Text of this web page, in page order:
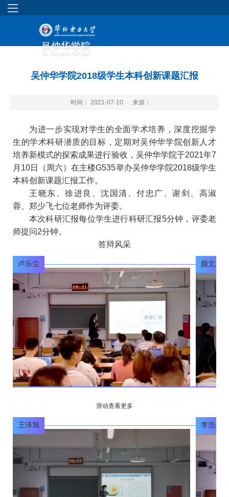
吴仲华学院2018级学生本科创新课题汇报
时间： 2021-07-10 来源：
为进一步实现对学生的全面学术培养，深度挖掘学
生的学术科研潜质的目标，定期对吴仲华学院创新人才
培养新模式的探索成果进行验收，吴仲华学院于2021年7
月10日（周六）在主楼G535举办吴仲华学院2018级学生
本科创新课题汇报工作。
王晓东、徐进良、沈国清、付忠广、谢剑、高淑
蓉、郑少飞七位老师作为评委。
本次科研汇报每位学生进行科研汇报5分钟，评委老
师提问2分钟。
答辩风采
卢乐尘 颜文欣
滑动查看更多
王泽旭 李浩然